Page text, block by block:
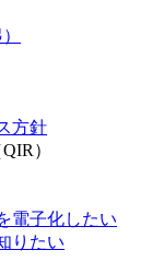
方針
）
電子化したい
りたい